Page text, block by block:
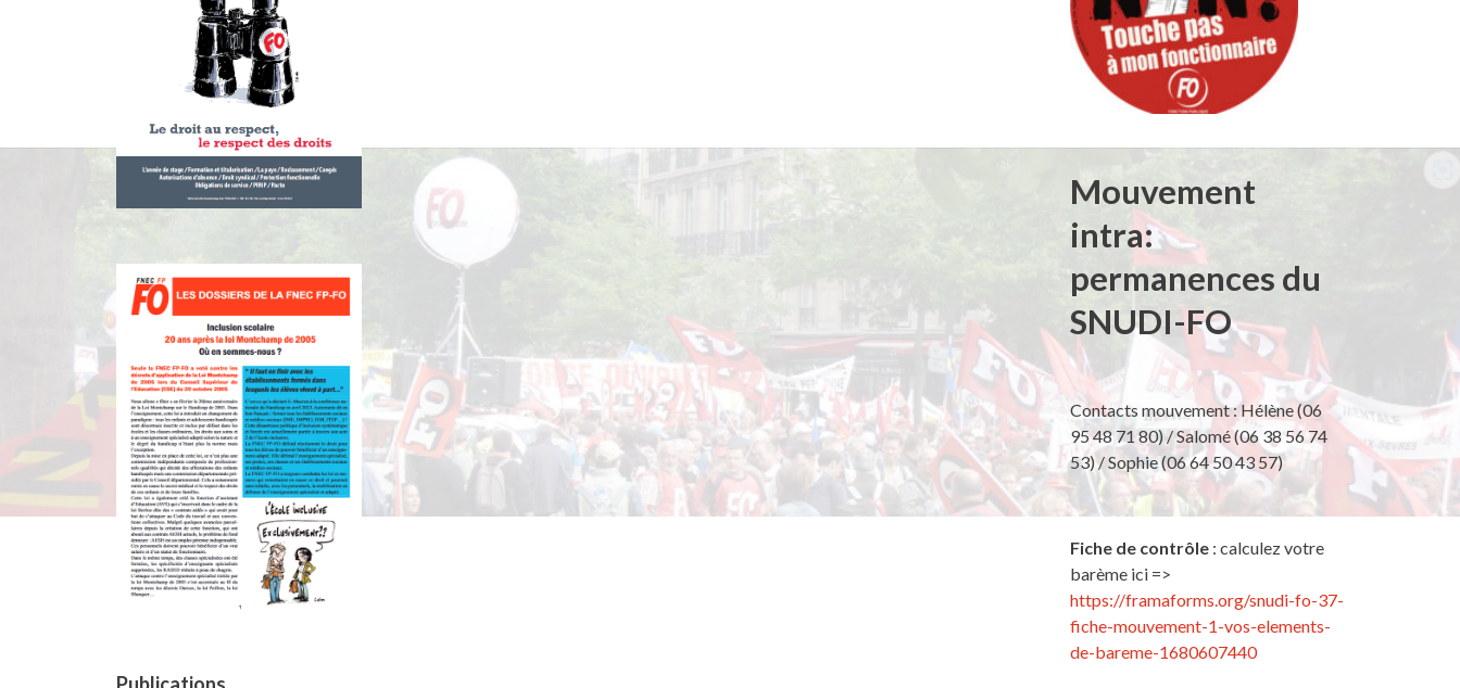
Mouvement
intra:
permanences du
SNUDI-FO
Contacts mouvement : Hélène (06
95 48 71 80) / Salomé (06 38 56 74
53) / Sophie (06 64 50 43 57)
Fiche de contrôle: calculez votre
barème ici =>
https://framaforms.org/snudi-fo-37-
fiche-mouvement-1-vos-elements-
de-bareme-1680607440